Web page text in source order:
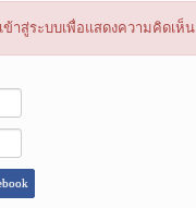
ข้าสู่ระบบเพื่อแสดงความคิดเห็น